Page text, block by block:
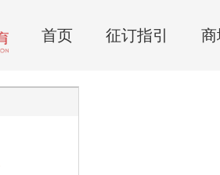
首页 征订指引 商